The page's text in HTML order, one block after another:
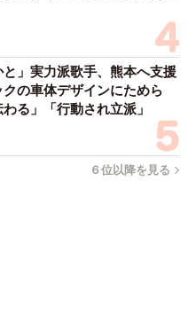
あったりお祝いの言葉で
した。でも後から思って
り考えないようにしてい
園田学園女子大学学長
もっと見る
ーに追われています」甘え
後は飼い主にダイブする姿